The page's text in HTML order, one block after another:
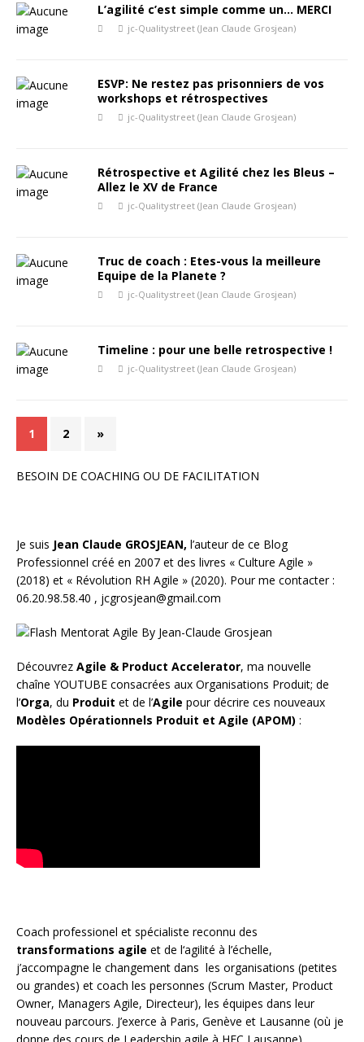
L’agilité c’est simple comme un… MERCI
jc-Qualitystreet (Jean Claude Grosjean)
ESVP: Ne restez pas prisonniers de vos
workshops et rétrospectives
jc-Qualitystreet (Jean Claude Grosjean)
Rétrospective et Agilité chez les Bleus –
Allez le XV de France
jc-Qualitystreet (Jean Claude Grosjean)
Truc de coach : Etes-vous la meilleure
Equipe de la Planete ?
jc-Qualitystreet (Jean Claude Grosjean)
Timeline : pour une belle retrospective !
jc-Qualitystreet (Jean Claude Grosjean)
1 2 »
BESOIN DE COACHING OU DE FACILITATION
Je suis Jean Claude GROSJEAN, l’auteur de ce Blog
Professionnel créé en 2007 et des livres « Culture Agile »
(2018) et « Révolution RH Agile » (2020). Pour me contacter :
06.20.98.58.40 , jcgrosjean@gmail.com
Découvrez Agile & Product Accelerator, ma nouvelle
chaîne YOUTUBE consacrées aux Organisations Produit; de
l’Orga, du Produit et de l’Agile pour décrire ces nouveaux
Modèles Opérationnels Produit et Agile (APOM) :
Coach professionel et spécialiste reconnu des
transformations agile et de l‘agilité à l’échelle,
j’accompagne le changement dans les organisations (petites
ou grandes) et coach les personnes (Scrum Master, Product
Owner, Managers Agile, Directeur), les équipes dans leur
nouveau parcours. J’exerce à Paris, Genève et Lausanne (où je